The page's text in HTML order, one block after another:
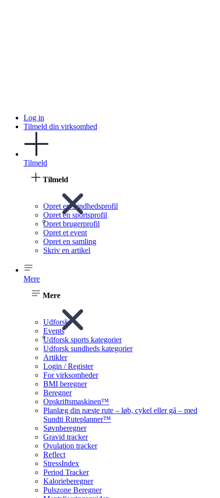
Log in
Tilmeld din virksomhed
Tilmeld
Tilmeld
Opret en sundhedsprofil
Opret en sportsprofil
Opret brugerprofil
Opret et event
Opret en samling
Skriv en artikel
Mere
Mere
Udforsk
Events
Udforsk sports kategorier
Udforsk sundheds kategorier
Artikler
Login / Register
For virksomheder
BMI beregner
Beregner
Opskriftsmaskinen™
Planlæg din næste rute – løb, cykel eller gå – med
Sundti Ruteplanner™
Søvnberegner
Gravid tracker
Ovulation tracker
Reflect
StressIndex
Period Tracker
Kalorieberegner
Pulszone Beregner